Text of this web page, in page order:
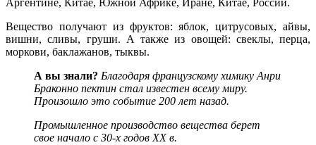
Аргентине, Китае, Южной Африке, Иране, Китае, России.
Вещество получают из фруктов: яблок, цитрусовых, айвы,
вишни, сливы, груши. А также из овощей: свеклы, перца,
моркови, баклажанов, тыквы.
А вы знали? Благодаря французскому химику Анри
Браконно пектин стал известен всему миру.
Произошло это событие 200 лет назад.
Промышленное производство вещества берет
свое начало с 30-х годов XX в.